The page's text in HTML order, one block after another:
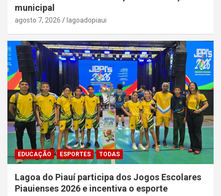
municipal
agosto 7, 2026 lagoadopiaui
EDUCAÇÃO ESPORTES TODAS
Lagoa do Piauí participa dos Jogos Escolares
Piauienses 2026 e incentiva o esporte